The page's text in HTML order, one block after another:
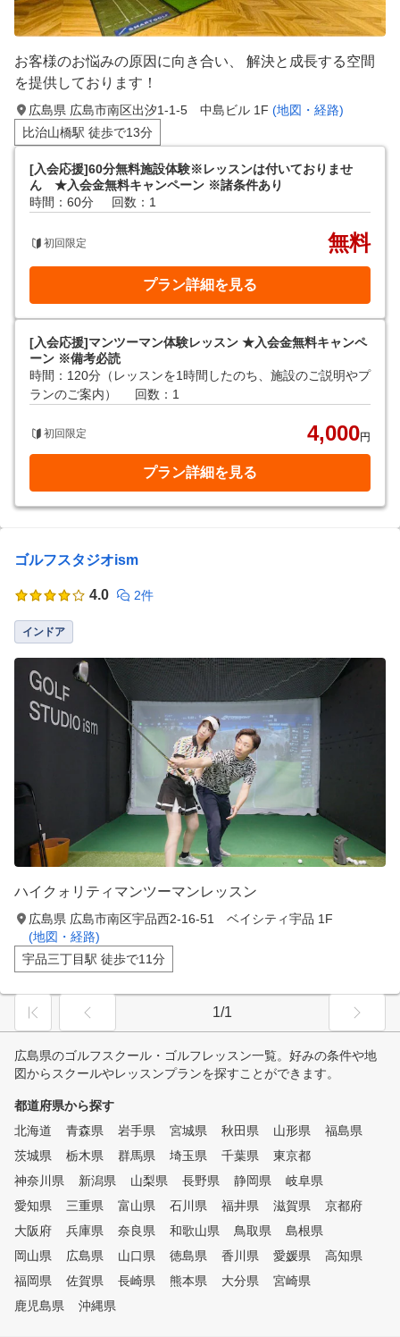
お客様のお悩みの原因に向き合い、 解決と成長する空間
を提供しております！
広島県 広島市南区出汐1-1-5 中島ビル 1F (地図・経路)
比治山橋駅 徒歩で13分
[入会応援]60分無料施設体験※レッスンは付いておりませ
ん ★入会金無料キャンペーン ※諸条件あり
時間：60分
回数：1
初回限定 無料
プラン詳細を見る
[入会応援]マンツーマン体験レッスン ★入会金無料キャンペ
ーン ※備考必読
時間：120分（レッスンを1時間したのち、施設のご説明やプ
ランのご案内）
回数：1
初回限定 4,000円
プラン詳細を見る
ゴルフスタジオism
4.0 2件
インドア
ハイクォリティマンツーマンレッスン
広島県 広島市南区宇品西2-16-51 ベイシティ宇品 1F
(地図・経路)
宇品三丁目駅 徒歩で11分
1/1
広島県のゴルフスクール・ゴルフレッスン一覧。好みの条件や地
図からスクールやレッスンプランを探すことができます。
都道府県から探す
北海道
青森県 岩手県 宮城県 秋田県 山形県
福島県
茨城県
栃木県 群馬県 埼玉県 千葉県
東京都
神奈川県
新潟県 山梨県 長野県 静岡県
岐阜県
愛知県
三重県 富山県 石川県 福井県 滋賀県
京都府
大阪府
兵庫県 奈良県 和歌山県 鳥取県
島根県
岡山県
広島県 山口県 徳島県 香川県 愛媛県
高知県
福岡県
佐賀県 長崎県 熊本県 大分県
宮崎県
鹿児島県
沖縄県